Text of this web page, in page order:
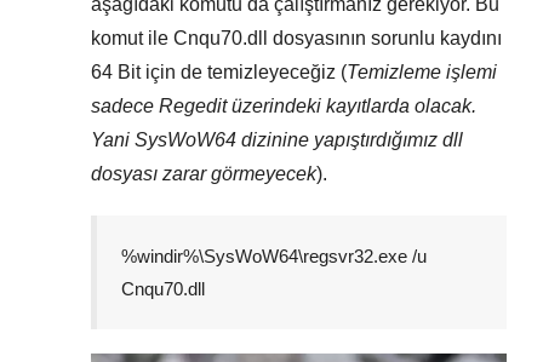
komut ile Cnqu70.dll
dosyasının sorunlu kaydını
64 Bitiçin de temizleyeceğiz (Temizleme işlemi
sadece Regeditüzerindeki kayıtlarda olacak.
Yani SysWoW64 dizinine yapıştırdığımız dll
dosyası zarar görmeyecek).
%windir%\SysWoW64\regsvr32.exe /u
Cnqu70.dll